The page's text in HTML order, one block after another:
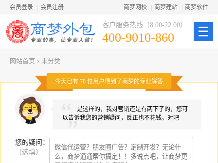
会员登录 会员注册 商梦网校 商梦建站 商梦软件
客户服务热线（8:00-22:00）
400-9010-860
网站首页 › 未分类
今天已有 70 位用户得到了商梦的专业解答
是这样的，我对营销还是有两下子的，您可
以告诉我您的营销疑问，反正也不花钱，对吧
您的疑问
（选填）
：